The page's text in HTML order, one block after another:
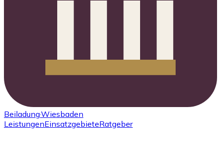
Beiladung·Wiesbaden
LeistungenEinsatzgebieteRatgeber